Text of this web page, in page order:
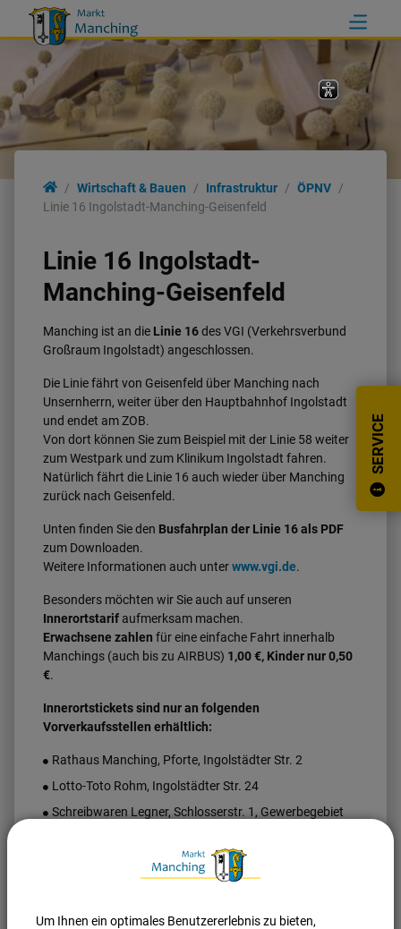
SERVICE
Wirtschaft & Bauen Infrastruktur
ÖPNV
Linie 16 Ingolstadt-Manching-Geisenfeld
Linie 16 Ingolstadt-
Manching-Geisenfeld
Manching ist an die Linie 16des VGI (Verkehrsverbund
Großraum Ingolstadt) angeschlossen.
Die Linie fährt von Geisenfeld über Manching nach
Unsernherrn, weiter über den Hauptbahnhof Ingolstadt
und endet am ZOB.
Von dort können Sie zum Beispiel mit der Linie 58 weiter
zum Westpark und zum Klinikum Ingolstadt fahren.
Natürlich fährt die Linie 16 auch wieder über Manching
zurück nach Geisenfeld.
Unten finden Sie den Busfahrplan der Linie 16 als PDF
zum Downloaden.
Weitere Informationen auch unterwww.vgi.de.
Besonders möchten wir Sie auch auf unseren
Innerortstarifaufmerksam machen.
Erwachsene zahlen für eine einfache Fahrt innerhalb
Manchings (auch bis zu AIRBUS) 1,00 €, Kinder nur 0,50
€.
Innerortstickets sind nur an folgenden
Vorverkaufsstellen erhältlich:
Rathaus Manching, Pforte, Ingolstädter Str. 2
Lotto-Toto Rohm, Ingolstädter Str. 24
Schreibwaren Legner, Schlosserstr. 1, Gewerbegebiet
(437,80 KB)
Um Ihnen ein optimales Benutzererlebnis zu bieten,